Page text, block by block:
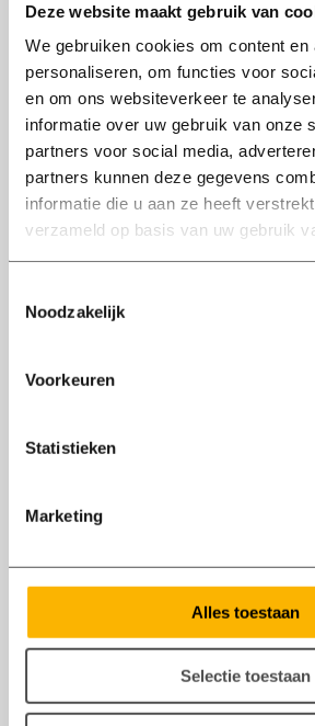
Deze website maakt gebruik van
We gebruiken cookies om content en
personaliseren, om functies voor
en om ons websiteverkeer te
informatie over uw gebruik van onze
partners voor social media,
partners kunnen deze gegevens
informatie die u aan ze heeft
verzameld op basis van uw gebruik
Noodzakelijk
Voorkeuren
Statistieken
Marketing
Alles toestaan
Selectie toestaan
Axxent Groep. Martijn gaat aan
accountmanager voor de
Bunschoten-Spakenburg.
Direct vanaf de eerste
er alles aan te doen om Martijn
goed mogelijk thuis te laten
bedrijf, de werkzaamheden en
vroegen Martijn naar zijn
03/06
Arbeidscontract getekend